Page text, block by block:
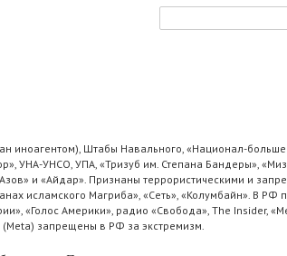
Штабы Навального, «Национал-
УНА-УНСО, УПА, «Тризуб им. Степана Бандеры»,
и «Айдар». Признаны террористическими и
исламского Магриба», «Сеть», «Колумбайн». В РФ
«Голос Америки», радио «Свобода», The Insider,
запрещены в РФ за экстремизм.